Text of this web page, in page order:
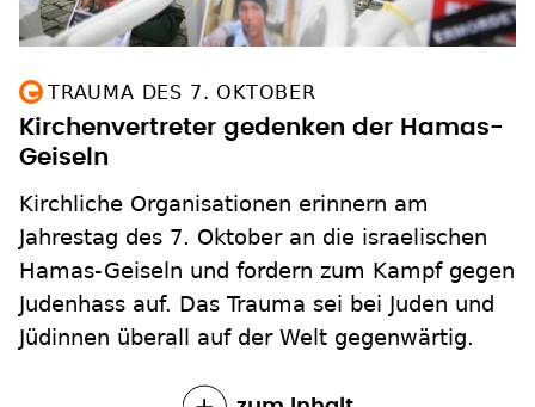
TRAUMA DES 7. OKTOBER
Kirchenvertreter gedenken der Hamas-
Geiseln
Kirchliche Organisationen erinnern am
Jahrestag des 7. Oktober an die israelischen
Hamas-Geiseln und fordern zum Kampf gegen
Judenhass auf. Das Trauma sei bei Juden und
Jüdinnen überall auf der Welt gegenwärtig.